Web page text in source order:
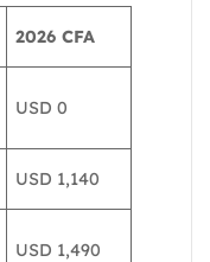
2026 CFA
USD 0
USD 1,140
USD 1,490